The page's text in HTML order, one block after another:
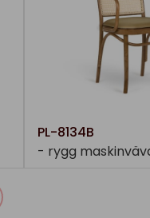
PL-8134B
- rygg